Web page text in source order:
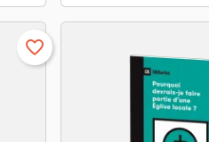
favorite_border